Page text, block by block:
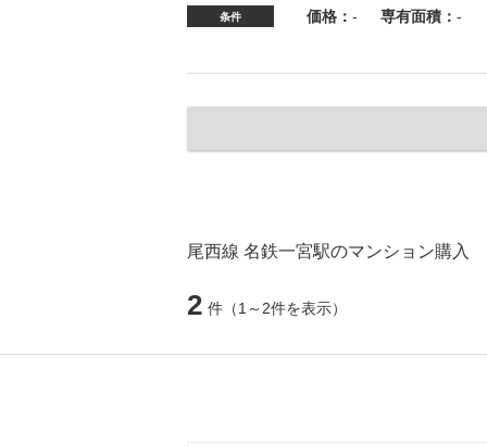
条件 価格： - 専有面積： -
尾西線 名鉄一宮駅のマンション購入
2 件 （1～2件を表示）